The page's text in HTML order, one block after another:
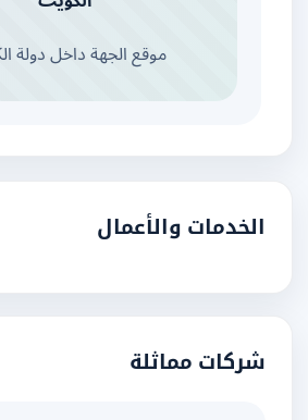
موقع الجهة داخل دولة الكويت
الخدمات والأعمال
شركات مماثلة